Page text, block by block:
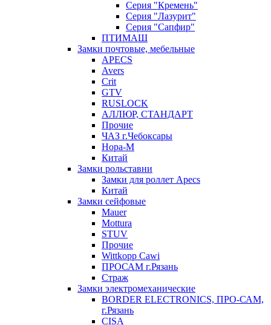
Серия "Кремень"
Серия "Лазурит"
Серия "Сапфир"
ПТИМАШ
Замки почтовые, мебельные
APECS
Avers
Crit
GTV
RUSLOCK
АЛЛЮР, СТАНДАРТ
Прочие
ЧАЗ г.Чебоксары
Нора-М
Китай
Замки рольставни
Замки для роллет Apecs
Китай
Замки сейфовые
Mauer
Mottura
STUV
Прочие
Wittkopp Cawi
ПРОСАМ г.Рязань
Страж
Замки электромеханические
BORDER ELECTRONICS, ПРО-САМ,
г.Рязань
CISA